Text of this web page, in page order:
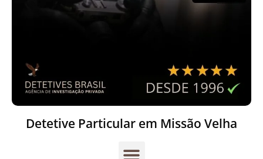
Detetive Particular em Missão Velha